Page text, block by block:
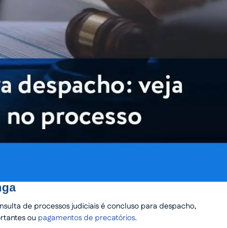
de processos judiciais é concluso para despacho,
ou pagamentos de precatórios.